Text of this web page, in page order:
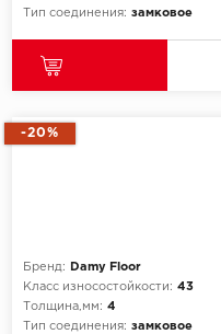
Тип соединения: замковое
-20%
Бренд:
Damy Floor
Класс износостойкости: 43
Толщина,мм: 4
Тип соединения: замковое